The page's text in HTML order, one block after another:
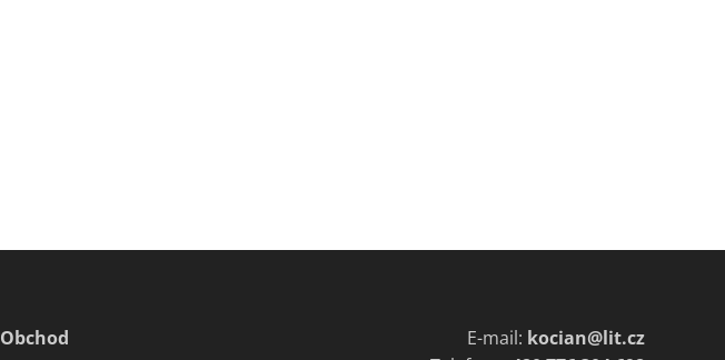
Obchod E-mail: kocian@lit.cz